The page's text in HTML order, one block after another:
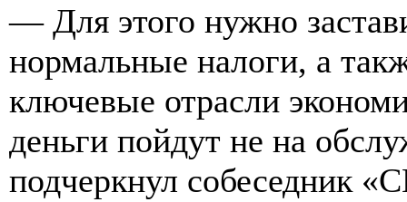
— Для этого нужно
нормальные налоги, а
ключевые отрасли
деньги пойдут не на
подчеркнул собеседник